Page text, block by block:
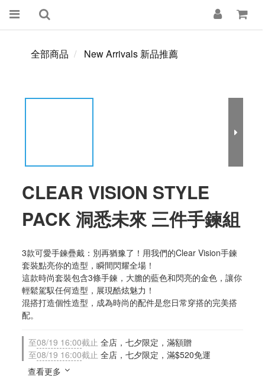
全部商品 New Arrivals 新品推薦
CLEAR VISION STYLE
PACK 洞悉未來 三件手鍊組
3款可愛手鍊疊戴：別再猶豫了！用我們的Clear Vision手鍊
套裝點亮你的造型，瞬間閃耀全場！
這款時尚套裝包含3條手鍊，大膽的藍色和閃亮的金色，讓你
輕鬆駕馭任何造型，展現酷炫魅力！
混搭打造個性造型，成為時尚的配件是您日常穿搭的完美搭
配。
至08/19 16:00截止 全店，七夕限定，滿額贈
至08/19 16:00截止 全店，七夕限定，滿$520免運
查看更多